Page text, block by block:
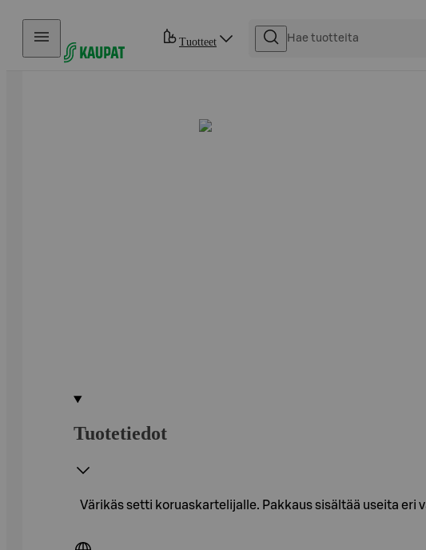
Hyppää sisältöön
Tuotteet
Tuotetiedot
Värikäs setti koruaskartelijalle. Pakkaus sisältää useita eri